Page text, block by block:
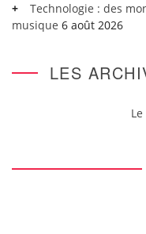
Technologie : des
musique 6 août 2026
LES